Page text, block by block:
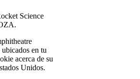
Science
en tu
acerca de su
Unidos.